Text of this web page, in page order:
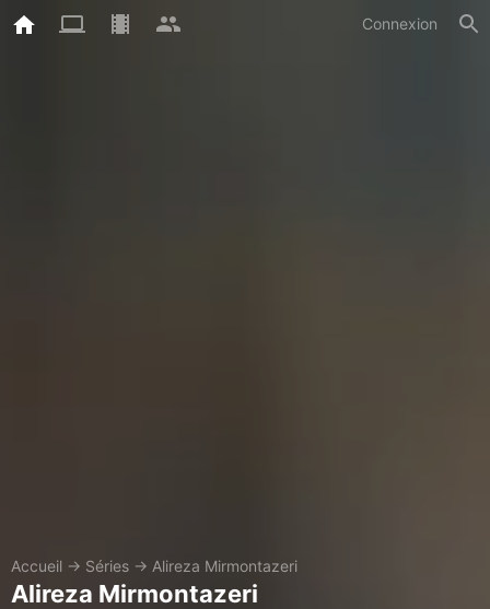
Connexion
Accueil → Séries → Alireza Mirmontazeri
Alireza Mirmontazeri